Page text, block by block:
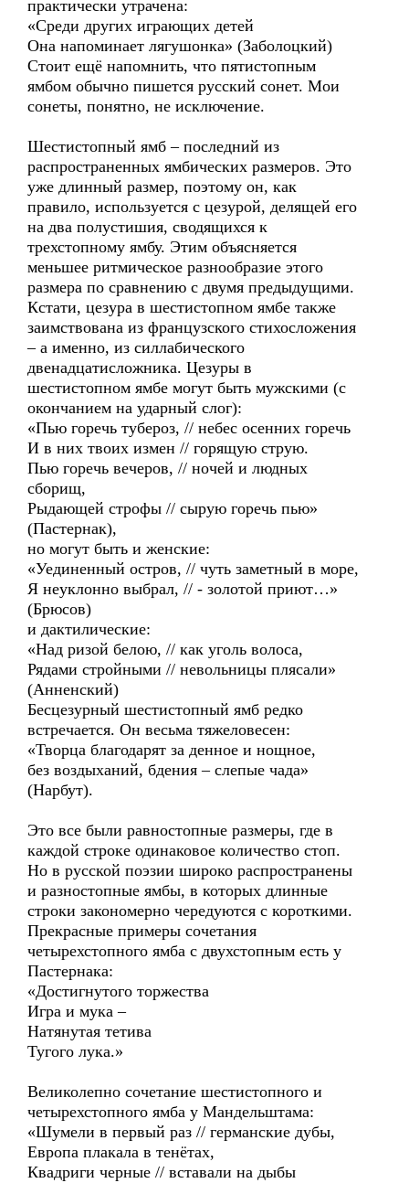
практически утрачена:
«Среди других играющих детей
Она напоминает лягушонка» (Заболоцкий)
Стоит ещё напомнить, что пятистопным
ямбом обычно пишется русский сонет. Мои
сонеты, понятно, не исключение.
Шестистопный ямб – последний из
распространенных ямбических размеров. Это
уже длинный размер, поэтому он, как
правило, используется с цезурой, делящей его
на два полустишия, сводящихся к
трехстопному ямбу. Этим объясняется
меньшее ритмическое разнообразие этого
размера по сравнению с двумя предыдущими.
Кстати, цезура в шестистопном ямбе также
заимствована из французского стихосложения
– а именно, из силлабического
двенадцатисложника. Цезуры в
шестистопном ямбе могут быть мужскими (с
окончанием на ударный слог):
«Пью горечь тубероз, // небес осенних горечь
И в них твоих измен // горящую струю.
Пью горечь вечеров, // ночей и людных
сборищ,
Рыдающей строфы // сырую горечь пью»
(Пастернак),
но могут быть и женские:
«Уединенный остров, // чуть заметный в море,
Я неуклонно выбрал, // - золотой приют…»
(Брюсов)
и дактилические:
«Над ризой белою, // как уголь волоса,
Рядами стройными // невольницы плясали»
(Анненский)
Бесцезурный шестистопный ямб редко
встречается. Он весьма тяжеловесен:
«Творца благодарят за денное и нощное,
без воздыханий, бдения – слепые чада»
(Нарбут).
Это все были равностопные размеры, где в
каждой строке одинаковое количество стоп.
Но в русской поэзии широко распространены
и разностопные ямбы, в которых длинные
строки закономерно чередуются с короткими.
Прекрасные примеры сочетания
четырехстопного ямба с двухстопным есть у
Пастернака:
«Достигнутого торжества
Игра и мука –
Натянутая тетива
Тугого лука.»
Великолепно сочетание шестистопного и
четырехстопного ямба у Мандельштама:
«Шумели в первый раз // германские дубы,
Европа плакала в тенётах,
Квадриги черные // вставали на дыбы